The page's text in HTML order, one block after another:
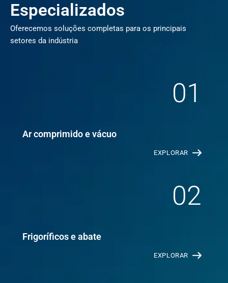
Especializados
Oferecemos soluções completas para os principais
setores da indústria
01
Ar comprimido e vácuo
EXPLORAR
02
Frigoríficos e abate
EXPLORAR